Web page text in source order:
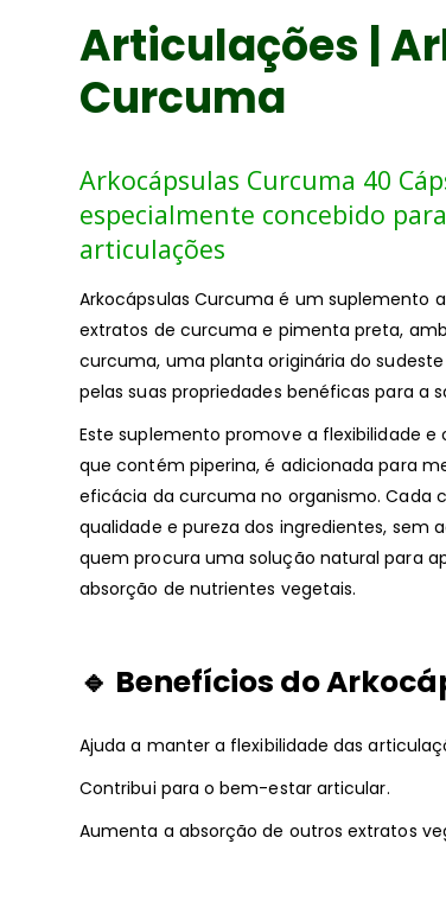
Articulações |
Curcuma
Arkocápsulas Curcuma 40
especialmente concebido
articulações
Arkocápsulas Curcuma é um suplemento
extratos de curcuma e pimenta preta,
curcuma, uma planta originária do
pelas suas propriedades benéficas para a
Este suplemento promove a flexibilidade
que contém piperina, é adicionada para
eficácia da curcuma no organismo. Cada
qualidade e pureza dos ingredientes, sem
quem procura uma solução natural para
absorção de nutrientes vegetais.
🔹 Benefícios do
Ajuda a manter a flexibilidade das
Contribui para o bem-estar articular.
Aumenta a absorção de outros extratos